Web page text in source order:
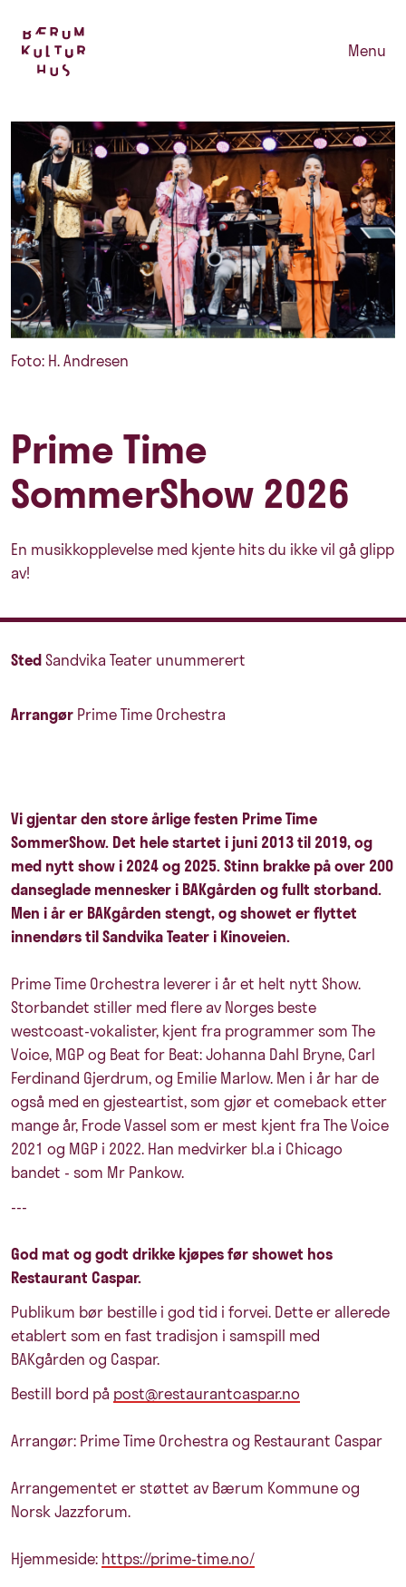
Menu
Foto: H. Andresen
Prime Time
SommerShow 2026
En musikkopplevelse med kjente hits du ikke vil gå glipp
av!
StedSandvika Teater unummerert
Arrangør Prime Time Orchestra
Vi gjentar den store årlige festen Prime Time
SommerShow. Det hele startet i juni 2013 til 2019, og
med nytt show i 2024 og 2025. Stinn brakke på over 200
danseglade mennesker i BAKgården og fullt storband.
Men i år er BAKgården stengt, og showet er flyttet
innendørs til Sandvika Teater i Kinoveien.
Prime Time Orchestra leverer i år et helt nytt Show.
Storbandet stiller med flere av Norges beste
westcoast-vokalister, kjent fra programmer som The
Voice, MGP og Beat for Beat: Johanna Dahl Bryne, Carl
Ferdinand Gjerdrum, og Emilie Marlow. Men i år har de
også med en gjesteartist, som gjør et comeback etter
mange år, Frode Vassel som er mest kjent fra The Voice
2021 og MGP i 2022. Han medvirker bl.a i Chicago
bandet - som Mr Pankow.
---
God mat og godt drikke kjøpes før showet hos
Restaurant Caspar.
Publikum bør bestille i god tid i forvei. Dette er allerede
etablert som en fast tradisjon i samspill med
BAKgården og Caspar.
Bestill bord på post@restaurantcaspar.no
Arrangør: Prime Time Orchestra og Restaurant Caspar
Arrangementet er støttet av Bærum Kommune og
Norsk Jazzforum.
Hjemmeside: https://prime-time.no/